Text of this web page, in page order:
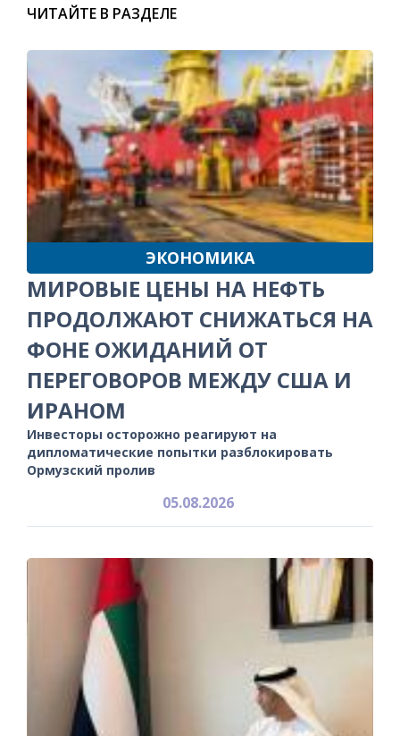
ЧИТАЙТЕ В РАЗДЕЛЕ
ЭКОНОМИКА
МИРОВЫЕ ЦЕНЫ НА НЕФТЬ
ПРОДОЛЖАЮТ СНИЖАТЬСЯ НА
ФОНЕ ОЖИДАНИЙ ОТ
ПЕРЕГОВОРОВ МЕЖДУ США И
ИРАНОМ
Инвесторы осторожно реагируют на
дипломатические попытки разблокировать
Ормузский пролив
05.08.2026